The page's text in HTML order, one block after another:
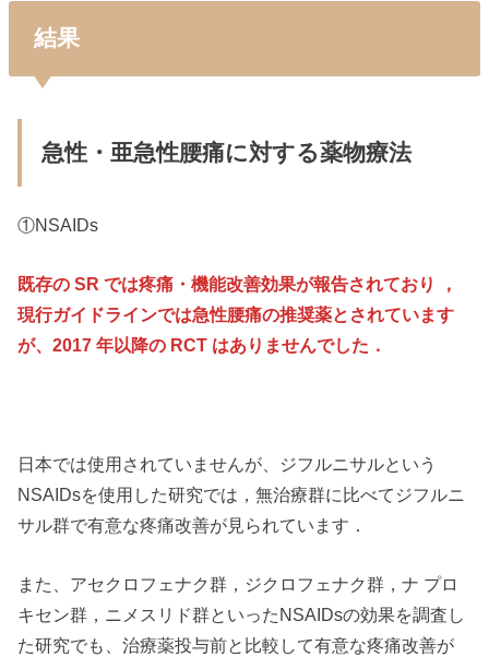
結果
急性・亜急性腰痛に対する薬物療法
①NSAIDs
既存の SR では疼痛・機能改善効果が報告されており ，
現行ガイドラインでは急性腰痛の推奨薬とされています
が、2017 年以降の RCT はありませんでした．
日本では使用されていませんが、ジフルニサルという
NSAIDsを使用した研究では，無治療群に比べてジフルニ
サル群で有意な疼痛改善が見られています．
また、アセクロフェナク群，ジクロフェナク群，ナ プロ
キセン群，ニメスリド群といったNSAIDsの効果を調査し
た研究でも、治療薬投与前と比較して有意な疼痛改善が